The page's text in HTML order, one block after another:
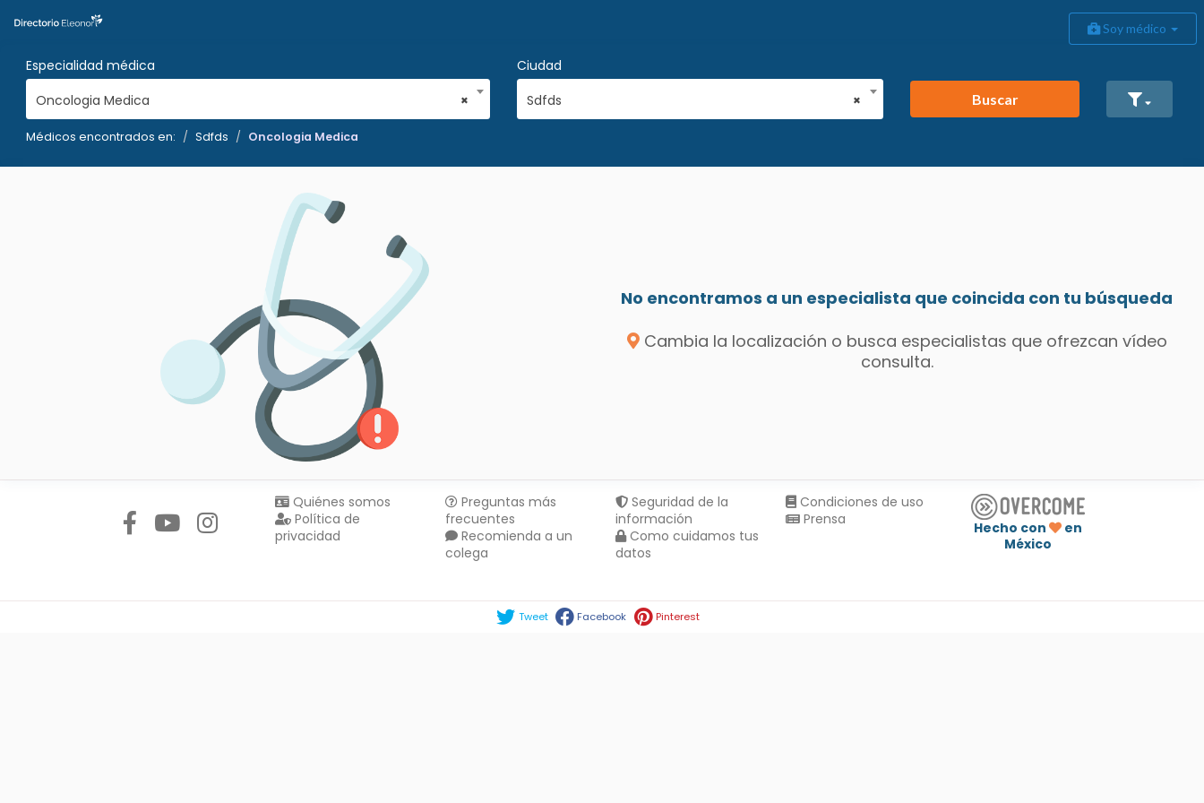
Soy médico
Especialidad médica
×
Oncologia Medica
Ciudad
×
Sdfds Buscar
Médicos encontrados en: Sdfds Oncologia Medica
No encontramos a un especialista que coincida con tu búsqueda
Cambia la localización o busca especialistas que ofrezcan vídeo
consulta.
Quiénes somos
Política de
privacidad
Preguntas más
frecuentes
Recomienda a un
colega
Seguridad de la
información
Como cuidamos tus
datos
Condiciones de uso
Prensa
Hecho con
en
México
Tweet Facebook Pinterest